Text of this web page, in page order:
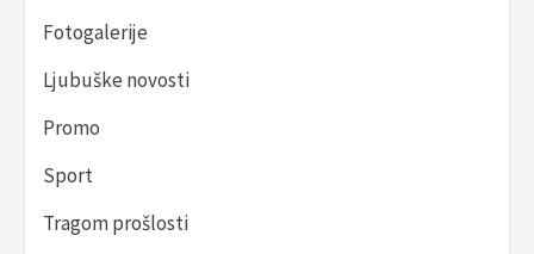
Fotogalerije
Ljubuške novosti
Promo
Sport
Tragom prošlosti